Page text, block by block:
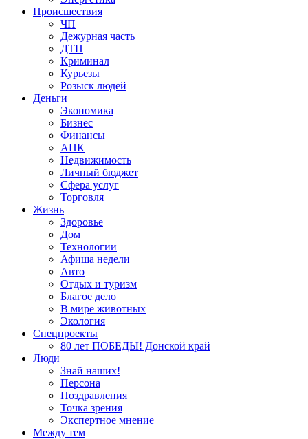
Происшествия
ЧП
Дежурная часть
ДТП
Криминал
Курьезы
Розыск людей
Деньги
Экономика
Бизнес
Финансы
АПК
Недвижимость
Личный бюджет
Сфера услуг
Торговля
Жизнь
Здоровье
Дом
Технологии
Афиша недели
Авто
Отдых и туризм
Благое дело
В мире животных
Экология
Спецпроекты
80 лет ПОБЕДЫ! Донской край
Люди
Знай наших!
Персона
Поздравления
Точка зрения
Экспертное мнение
Между тем